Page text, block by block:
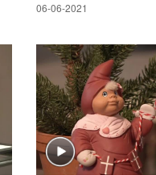
06-06-2021